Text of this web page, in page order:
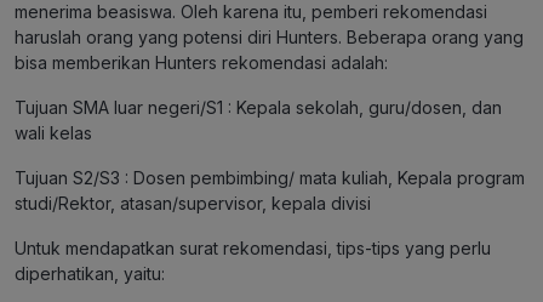
menerima beasiswa. Oleh karena itu, pemberi rekomendasi
haruslah orang yang potensi diri Hunters. Beberapa orang yang
bisa memberikan Hunters rekomendasi adalah:
Tujuan SMA luar negeri/S1 : Kepala sekolah, guru/dosen, dan
wali kelas
Tujuan S2/S3 : Dosen pembimbing/ mata kuliah, Kepala program
studi/Rektor, atasan/supervisor, kepala divisi
Untuk mendapatkan surat rekomendasi, tips-tips yang perlu
diperhatikan, yaitu: